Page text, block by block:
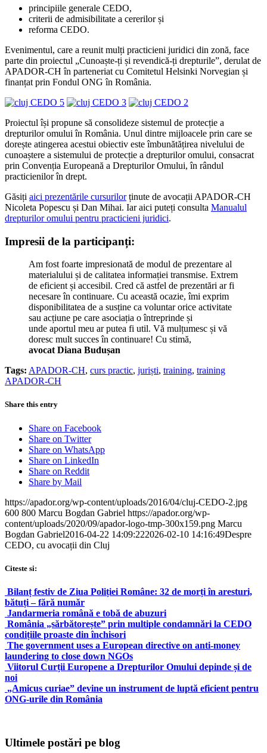
principiile generale CEDO,
criterii de admisibilitate a cererilor și
reforma CEDO.
Evenimentul, care a reunit mulți practicieni juridici din zonă, face
parte din proiectul „Cunoaște-ți și revendică-ți drepturile”, derulat de
APADOR-CH în parteneriat cu Comitetul Helsinki Norvegian și
finanțat prin Fondul ONG în România.
Proiectul își propune să consolideze sistemul de protecție a
drepturilor omului în România. Unul dintre mijloacele prin care se
dorește atingerea acestui obiectiv este îmbunătățirea nivelului de
cunoaștere a sistemului de protecție a drepturilor omului, consacrat
prin Convenția Europeană a Drepturilor Omului, în rândul
practicienilor în drept.
Găsiți aici prezentările cursurilorținute de avocații APADOR-CH
Nicoleta Popescu și Dan Mihai. Iar aici puteți consulta Manualul
drepturilor omului pentru practicieni juridici.
Impresii de la participanți:
Am fost foarte impresionată de modul de prezentare al
materialului și de calitatea informației transmise. Extrem
de eficient și accesibil. Cred că astfel de prezentări ar fi
necesare în continuare. Cu această ocazie, îmi exprim
disponibilitatea de a susține ca voluntar orice activitate
sau acțiune pe care asociația o întreprinde și
unde aportul meu ar putea fi util. Vă mulțumesc și vă
doresc mult succes în continuare! Cu stimă,
avocat Diana Budușan
Tags: APADOR-CH, curs practic, juriști, training, training
APADOR-CH
Share this entry
Share on Facebook
Share on Twitter
Share on WhatsApp
Share on LinkedIn
Share on Reddit
Share by Mail
https://apador.org/wp-content/uploads/2016/04/cluj-CEDO-2.jpg
600 800 Marcu Bogdan Gabriel https://apador.org/wp-
content/uploads/2020/09/apador-logo-tmp-300x159.png Marcu
Bogdan Gabriel2016-04-22 14:09:222026-02-10 14:16:49Despre
CEDO, cu avocații din Cluj
Citeste si:
Bilanț festiv de Ziua Poliției Române: 32 de morți în aresturi,
bătuți – fără număr
Jandarmeria română e tobă de abuzuri
România „sărbătorește” prin multiple condamnări la CEDO
condițiile proaste din închisori
The government uses a European directive on anti-money
laundering to close down NGOs
Viitorul Curții Europene a Drepturilor Omului depinde și de
noi
„Amicus curiae” devine un instrument de luptă eficient pentru
ONG-urile din România
Ultimele postări pe blog